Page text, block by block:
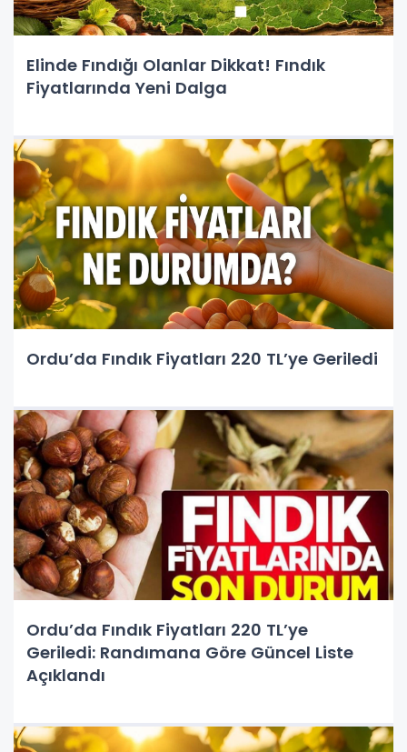
Elinde Fındığı Olanlar Dikkat! Fındık
Fiyatlarında Yeni Dalga
Ordu’da Fındık Fiyatları 220 TL’ye Geriledi
Ordu’da Fındık Fiyatları 220 TL’ye
Geriledi: Randımana Göre Güncel Liste
Açıklandı